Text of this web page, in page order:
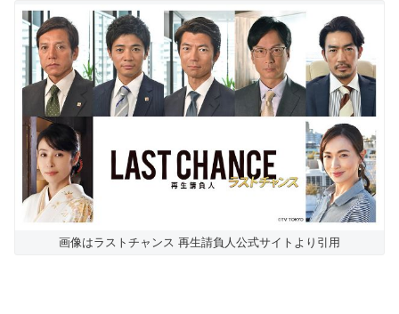
画像はラストチャンス 再生請負人公式サイトより引用